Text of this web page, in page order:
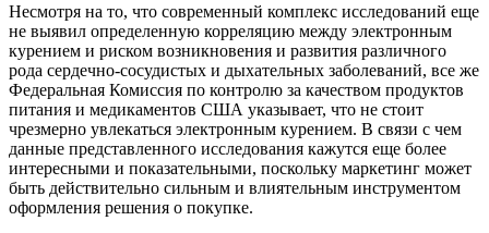
Несмотря на то, что современный комплекс исследований еще
не выявил определенную корреляцию между электронным
курением и риском возникновения и развития различного
рода сердечно-сосудистых и дыхательных заболеваний, все же
Федеральная Комиссия по контролю за качеством продуктов
питания и медикаментов США указывает, что не стоит
чрезмерно увлекаться электронным курением. В связи с чем
данные представленного исследования кажутся еще более
интересными и показательными, поскольку маркетинг может
быть действительно сильным и влиятельным инструментом
оформления решения о покупке.